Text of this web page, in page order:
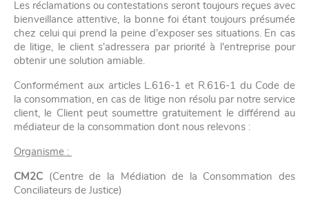
Les réclamations ou contestations seront toujours reçues avec
bienveillance attentive, la bonne foi étant toujours présumée
chez celui qui prend la peine d'exposer ses situations. En cas
de litige, le client s'adressera par priorité à l'entreprise pour
obtenir une solution amiable.
Conformément aux articles L.616-1 et R.616-1 du Code de
la consommation, en cas de litige non résolu par notre service
client, le Client peut soumettre gratuitement le différend au
médiateur de la consommation dont nous relevons :
Organisme :
CM2C (Centre de la Médiation de la Consommation des
Conciliateurs de Justice)